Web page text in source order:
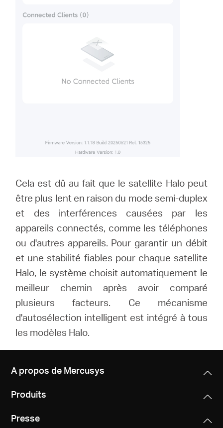
Cela est dû au fait que le satellite Halo peut
être plus lent en raison du mode semi-duplex
et des interférences causées par les
appareils connectés, comme les téléphones
ou d'autres appareils. Pour garantir un débit
et une stabilité fiables pour chaque satellite
Halo, le système choisit automatiquement le
meilleur chemin après avoir comparé
plusieurs facteurs. Ce mécanisme
d'autosélection intelligent est intégré à tous
les modèles Halo.
A propos de Mercusys
Produits
Presse